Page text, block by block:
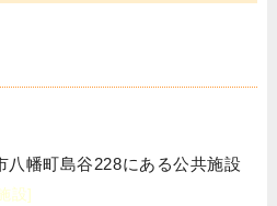
八幡町島谷228にある公共施設
設]